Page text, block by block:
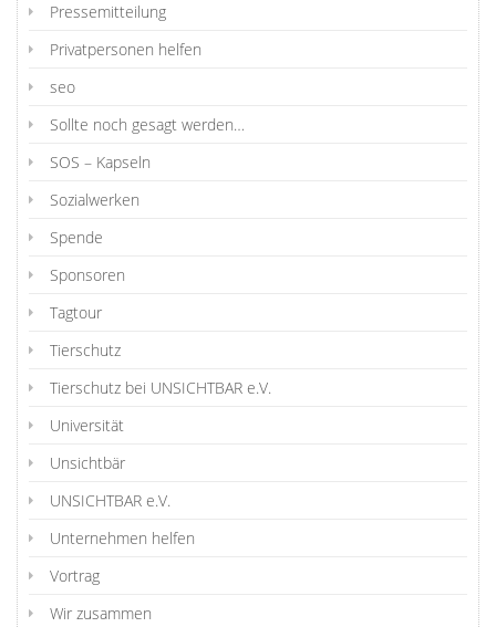
Pressemitteilung
Privatpersonen helfen
seo
Sollte noch gesagt werden…
SOS – Kapseln
Sozialwerken
Spende
Sponsoren
Tagtour
Tierschutz
Tierschutz bei UNSICHTBAR e.V.
Universität
Unsichtbär
UNSICHTBAR e.V.
Unternehmen helfen
Vortrag
Wir zusammen